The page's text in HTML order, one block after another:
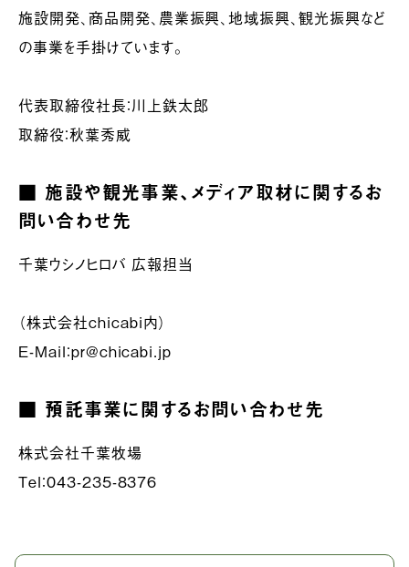
施設開発、商品開発、農業振興、地域振興、観光振興など
の事業を手掛けています。
代表取締役社長：川上鉄太郎
取締役：秋葉秀威
■ 施設や観光事業、メディア取材に関するお
問い合わせ先
千葉ウシノヒロバ 広報担当
（株式会社chicabi内）
E-Mail：pr@chicabi.jp
■ 預託事業に関するお問い合わせ先
株式会社千葉牧場
Tel：043-235-8376